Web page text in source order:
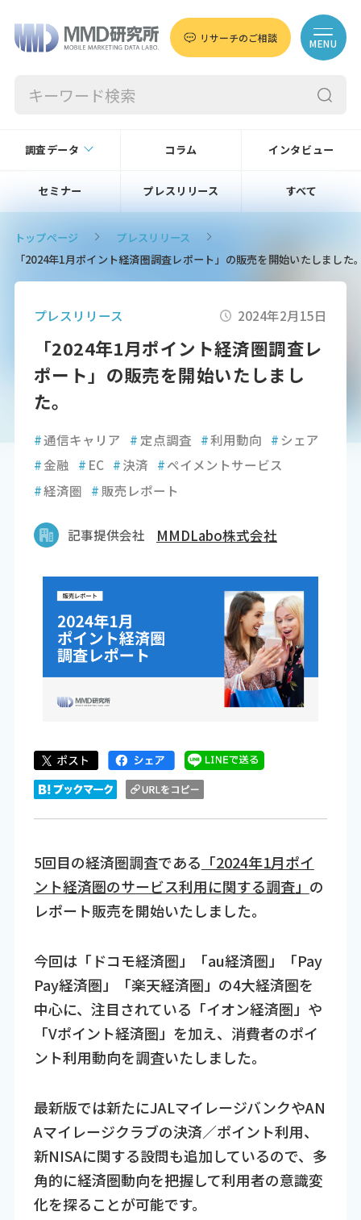
リサーチのご相談 MENU
調査データ コラム インタビュー
セミナー プレスリリース すべて
トップページ
プレスリリース
「2024年1月ポイント経済圏調査レポート」の販売を開始いたしました
プレスリリース 2024年2月15日
「2024年1月ポイント経済圏調査レ
ポート」の販売を開始いたしまし
た。
#通信キャリア # 定点調査 #利用動向 #シェア
#金融 # EC #決済 #ペイメントサービス
#経済圏 # 販売レポート
記事提供会社 MMDLabo株式会社
5回目の経済圏調査である 「2024年1月ポイ
ント経済圏のサービス利用に関する調査」 の
レポート販売を開始いたしました。
今回は「ドコモ経済圏」「au経済圏」「Pay
Pay経済圏」「楽天経済圏」の4大経済圏を
中心に、注目されている「イオン経済圏」や
「Vポイント経済圏」を加え、消費者のポイ
ント利用動向を調査いたしました。
最新版では新たにJALマイレージバンクやAN
Aマイレージクラブの決済／ポイント利用、
新NISAに関する設問も追加しているので、多
角的に経済圏動向を把握して利用者の意識変
化を探ることが可能です。